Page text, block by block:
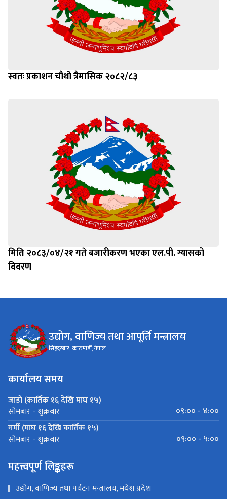
स्वतः प्रकाशन चौथो त्रैमासिक २०८२/८३
मिति २०८३/०४/२१ गते बजारीकरण भएका एल.पी. ग्यासको
विवरण
उद्योग, वाणिज्य तथा आपूर्ति मन्त्रालय
सिंहदरबार, काठमाडौँ, नेपाल
कार्यालय समय
जाडो (कार्तिक १६ देखि माघ १५)
सोमबार - शुक्रबार
०९:०० - ४:००
गर्मी (माघ १६ देखि कार्तिक १५)
सोमबार - शुक्रबार ०९:०० - ५:००
महत्त्वपूर्ण लिङ्कहरू
उद्योग, वाणिज्य तथा पर्यटन मन्त्रालय, मधेश प्रदेश